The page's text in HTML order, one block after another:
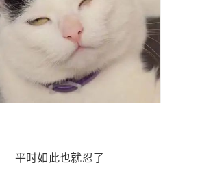
平时如此也就忍了